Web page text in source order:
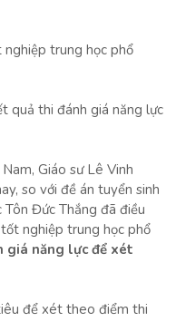
trung học phổ
quả thi đánh giá năng lực
Giáo sư Lê Vinh
so với đề án tuyển sinh
Đức Thắng đã điều
nghiệp trung học phổ
giá năng lực để xét
để xét theo điểm thi